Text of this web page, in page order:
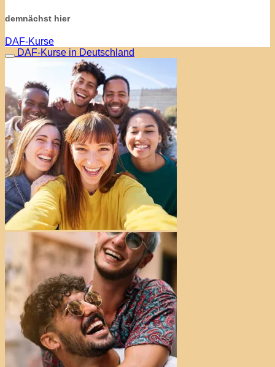
demnächst hier
DAF-Kurse
DAF-Kurse in Deutschland